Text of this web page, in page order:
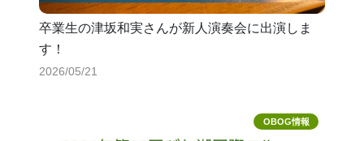
卒業生の津坂和実さんが新人演奏会に出演しま
す！
2026/05/21